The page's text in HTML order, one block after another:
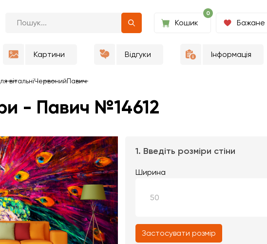
0
Кошик Бажане
Картини Відгуки Інформація
вітальніЧервонийПавич
- Павич №14612
1. Введіть розміри стіни
Ширина
Застосувати розмір